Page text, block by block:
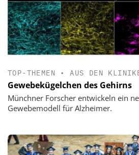
TOP-THEMEN •AUS DEN
Gewebekügelchen des Gehirns
Münchner Forscher entwickeln ein
Gewebemodell für Alzheimer.